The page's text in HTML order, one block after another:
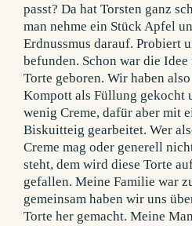
passt? Da hat Torsten ganz
man nehme ein Stück Apfel
Erdnussmus darauf. Probiert
befunden. Schon war die
Torte geboren. Wir haben
Kompott als Füllung gekocht
wenig Creme, dafür aber mit
Biskuitteig gearbeitet. Wer
Creme mag oder generell
steht, dem wird diese Torte
gefallen. Meine Familie war
gemeinsam haben wir uns
Torte her gemacht. Meine